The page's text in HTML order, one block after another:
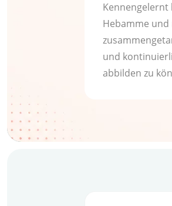
Hebamme
und
abbilden zu